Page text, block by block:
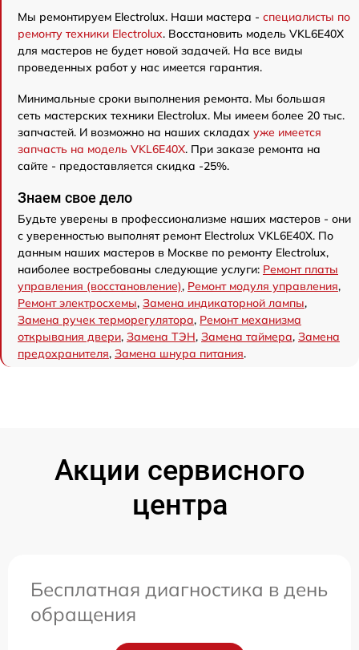
Мы ремонтируем Electrolux. Наши мастера - специалисты по
ремонту техники Electrolux. Восстановить модель VKL6E40X
для мастеров не будет новой задачей. На все виды
проведенных работ у нас имеется гарантия.
Минимальные сроки выполнения ремонта. Мы большая
сеть мастерских техники Electrolux. Мы имеем более 20 тыс.
запчастей. И возможно на наших складах уже имеется
запчасть на модель VKL6E40X. При заказе ремонта на
сайте - предоставляется скидка -25%.
Знаем свое дело
Будьте уверены в профессионализме наших мастеров - они
с уверенностью выполнят ремонт Electrolux VKL6E40X. По
данным наших мастеров в Москве по ремонту Electrolux,
наиболее востребованы следующие услуги: Ремонт платы
управления (восстановление), Ремонт модуля управления,
Ремонт электросхемы, Замена индикаторной лампы,
Замена ручек терморегулятора, Ремонт механизма
открывания двери, Замена ТЭН, Замена таймера, Замена
предохранителя, Замена шнура питания.
Акции сервисного
центра
Бесплатная диагностика в день
обращения